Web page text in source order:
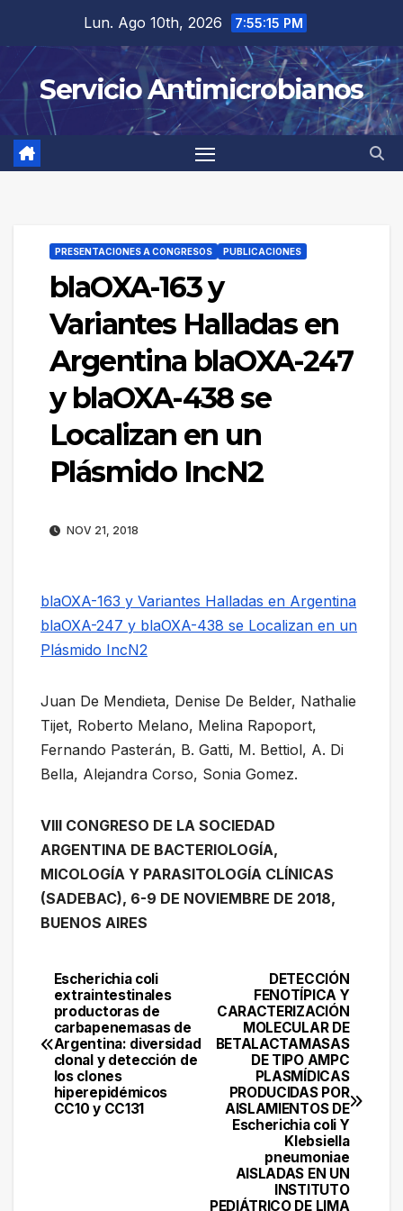
contenido
Lun. Ago 10th, 2026 7:55:15 PM
Servicio Antimicrobianos
PRESENTACIONES A CONGRESOS PUBLICACIONES
blaOXA-163 y
Variantes Halladas en
Argentina blaOXA-247
y blaOXA-438 se
Localizan en un
Plásmido IncN2
NOV 21, 2018
blaOXA-163 y Variantes Halladas en Argentina
blaOXA-247 y blaOXA-438 se Localizan en un
Plásmido IncN2
Juan De Mendieta, Denise De Belder, Nathalie
Tijet, Roberto Melano, Melina Rapoport,
Fernando Pasterán, B. Gatti, M. Bettiol, A. Di
Bella, Alejandra Corso, Sonia Gomez.
VIII CONGRESO DE LA SOCIEDAD
ARGENTINA DE BACTERIOLOGÍA,
MICOLOGÍA Y PARASITOLOGÍA CLÍNICAS
(SADEBAC), 6-9 DE NOVIEMBRE DE 2018,
BUENOS AIRES
Navegación
de
entradas
DETECCIÓN
FENOTÍPICA Y
CARACTERIZACIÓN
MOLECULAR DE
BETALACTAMASAS
DE TIPO AMPC
PLASMÍDICAS
PRODUCIDAS POR
AISLAMIENTOS DE
Escherichia coli Y
Klebsiella
pneumoniae
AISLADAS EN UN
INSTITUTO
PEDIÁTRICO DE LIMA
Escherichia coli
extraintestinales
productoras de
carbapenemasas de
Argentina: diversidad
clonal y detección de
los clones
hiperepidémicos
CC10 y CC131